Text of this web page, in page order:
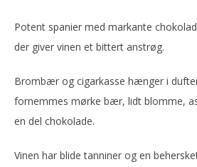
Potent spanier med markante
der giver vinen et bittert anstrøg.
Brombær og cigarkasse hænger i
fornemmes mørke bær, lidt blomme,
en del chokolade.
Vinen har blide tanniner og en